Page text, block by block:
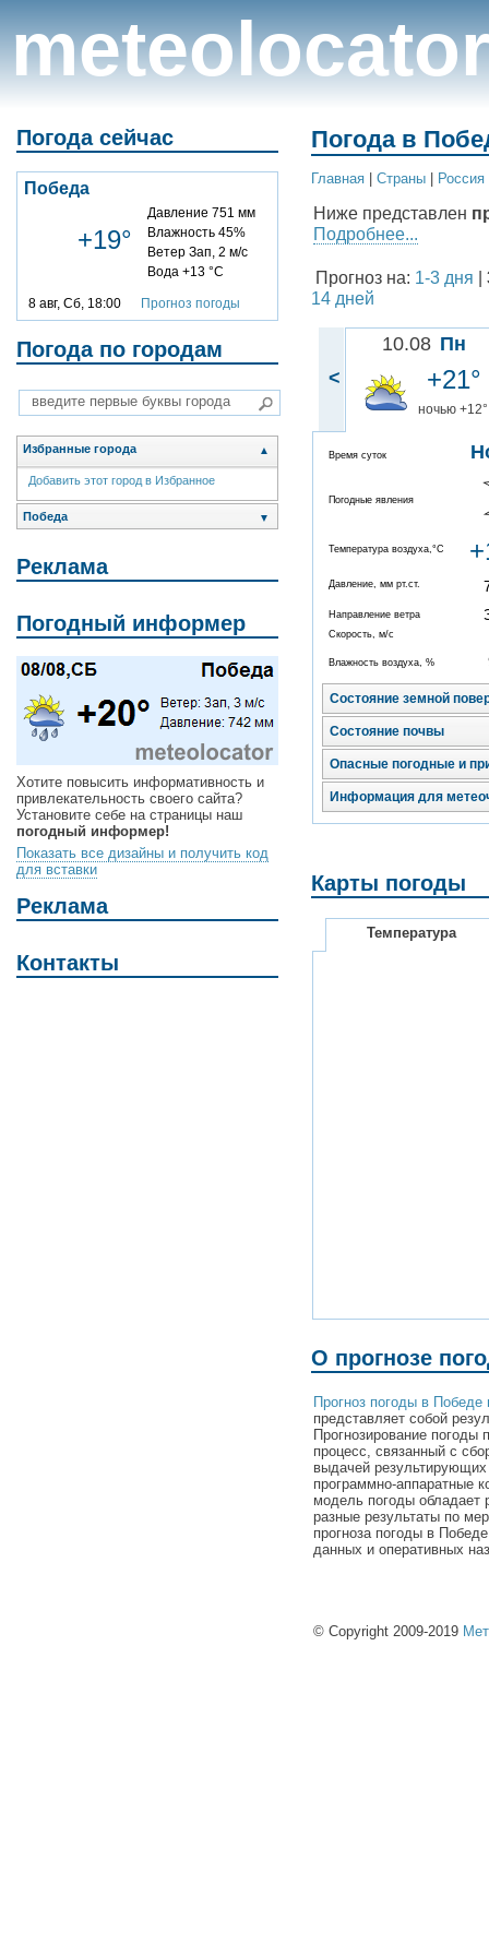
meteolocator
Погода сейчас
Победа
+19°
Давление 751 мм
Влажность 45%
Ветер Зап, 2 м/с
Вода +13 °C
8 авг, Сб, 18:00 Прогноз погоды
Погода по городам
Избранные города ▲
Добавить этот город в Избранное
Победа ▼
Реклама
Погодный информер
Хотите повысить информативность и
привлекательность своего сайта?
Установите себе на страницы наш
погодный информер!
Показать все дизайны и получить код
для вставки
Реклама
Контакты
Погода в
Главная Cтраны Россия
Ниже представлен
Подробнее...
Прогноз на: 1-3 дня
14 дней
<
10.08 Пн
+21°
ночью +12°
Время суток
Погодные явления
Температура воздуха,°C
Давление, мм рт.ст.
Направление ветра
Скорость, м/с
Влажность воздуха, %
Состояние земной
Состояние почвы
Опасные погодные и
Информация для
Карты погоды
Температура
О прогнозе
Прогноз погоды в Победе
представляет собой
Прогнозирование погоды
процесс, связанный с
выдачей
программно-аппаратные
модель погоды обладает
разные результаты по
прогноза погоды в
данных и оперативных
© Copyright 2009-2019